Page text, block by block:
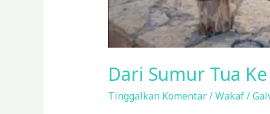
Dari Sumur Tua
Tinggalkan Komentar/Wakaf/